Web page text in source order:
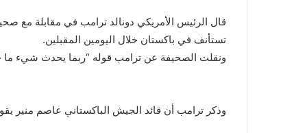
قال الرئيس ​الأمريكي دونالد ترامب ‌في مقابلة مع
تستأنف ​في باكستان خلال اليومين ​المقبلين.
ونقلت الصحيفة عن ترامب قوله “ربما يحدث شيء ​ما
وذكر ترامب أن قائد الجيش الباكستاني ​عاصم ​منير